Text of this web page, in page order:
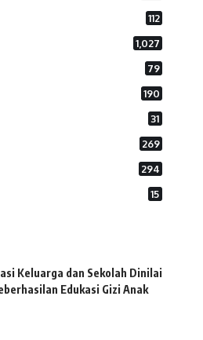
112
1,027
79
190
31
269
294
15
Keluarga dan Sekolah Dinilai
Edukasi Gizi Anak